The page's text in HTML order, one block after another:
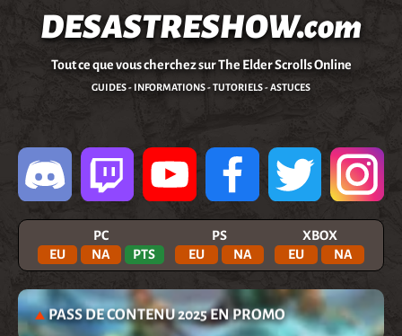
DESASTRESHOW.com
Tout ce que vous cherchez sur The Elder Scrolls Online
GUIDES - INFORMATIONS - TUTORIELS - ASTUCES
PC
EU
NA PTS
PS
EU
NA
XBOX
EU
NA
PASS DE CONTENU 2025 EN PROMO